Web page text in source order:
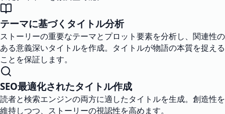
テーマに基づくタイトル分析
ストーリーの重要なテーマとプロット要素を分析し、関連性の
ある意義深いタイトルを作成。タイトルが物語の本質を捉える
ことを保証します。
SEO最適化されたタイトル作成
読者と検索エンジンの両方に適したタイトルを生成。創造性を
維持しつつ、ストーリーの視認性を高めます。